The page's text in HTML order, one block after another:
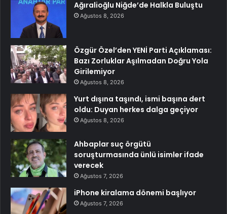
Ağıralioğlu Niğde’de Halkla Buluştu
Ağustos 8, 2026
Özgür Özel’den YENİ Parti Açıklaması:
Bazı Zorluklar Aşılmadan Doğru Yola
Girilemiyor
Ağustos 8, 2026
Yurt dışına taşındı, ismi başına dert
oldu: Duyan herkes dalga geçiyor
Ağustos 8, 2026
Ahbaplar suç örgütü
soruşturmasında ünlü isimler ifade
verecek
Ağustos 7, 2026
iPhone kiralama dönemi başlıyor
Ağustos 7, 2026